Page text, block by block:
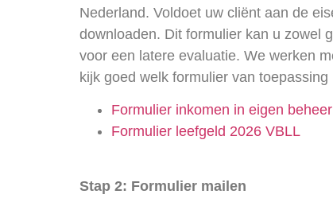
Nederland. Voldoet uw cliënt aan de
downloaden. Dit formulier kan u zowel
voor een latere evaluatie. We werken
kijk goed welk formulier van
Formulier inkomen in eigen
Formulier leefgeld 2026 VBLL
Stap 2: Formulier mailen